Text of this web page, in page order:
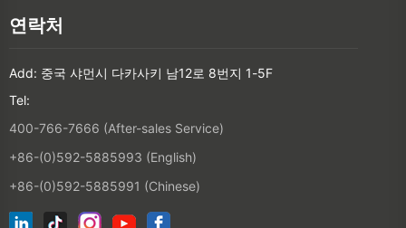
연락처
Add: 중국 샤먼시 다카사키 남12로 8번지 1-5F
Tel:
400-766-7666 (After-sales Service)
+86-(0)592-5885993 (English)
+86-(0)592-5885991 (Chinese)